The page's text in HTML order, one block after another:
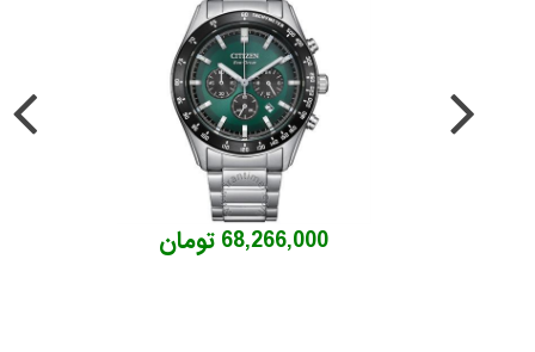
68,266,000 تومان